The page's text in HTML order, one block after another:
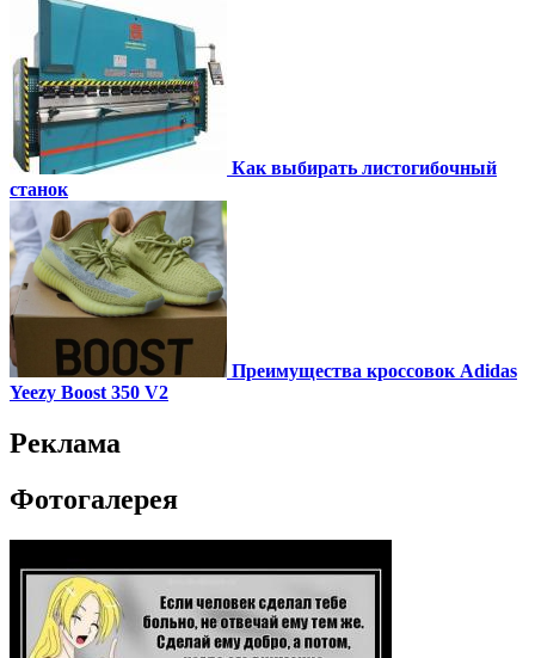
Как выбирать листогибочный
станок
Преимущества кроссовок Adidas
Yeezy Boost 350 V2
Реклама
Фотогалерея